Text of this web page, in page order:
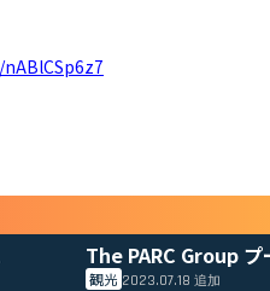
The PARC Group プ
観光 2023.07.18追加